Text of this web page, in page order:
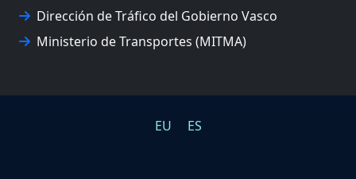
Dirección de Tráfico del Gobierno Vasco
Ministerio de Transportes (MITMA)
EU ES